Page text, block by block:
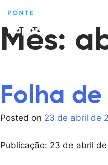
Mês:
Folha de
Posted on 23 de abril de
Publicação: 23 de abril